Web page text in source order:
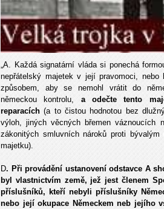
„A. Každá signatární vláda si ponechá
nepřátelský majetek v její pravomoci, nebo
způsobem, aby se nemohl vrátit do
německou kontrolu, a odečte tento
reparacích(a to čistou hodnotou bez
výloh, jiných věcných břemen váznoucích
zákonitých smluvních nároků proti
majetku).
D. Při provádění ustanovení odstavce A
byl vlastnictvím země, jež jest členem
příslušníků, kteří nebyli příslušníky
nebo její okupace Německem neb jejího